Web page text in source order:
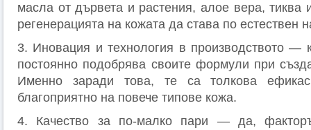
масла от дървета и растения, алое вера, тиква
регенерацията на кожата да става по естествен
3. Иновация и технология в производството —
постоянно подобрява своите формули при
Именно заради това, те са толкова
благоприятно на повече типове кожа.
4. Качество за по-малко пари — да,